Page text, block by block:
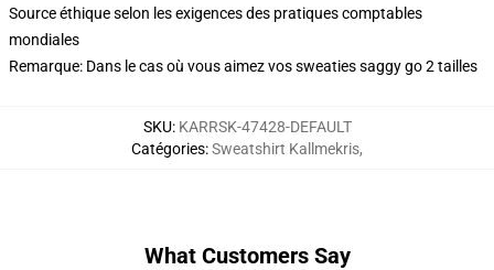
Source éthique selon les exigences des pratiques comptables
mondiales
Remarque: Dans le cas où vous aimez vos sweaties saggy go 2 tailles
SKU: KARRSK-47428-DEFAULT
Catégories:Sweatshirt Kallmekris,
What Customers Say